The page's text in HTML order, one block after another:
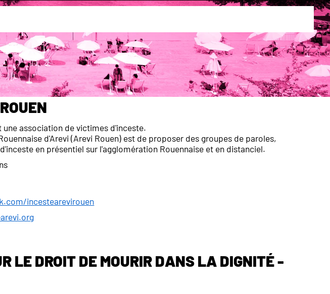
une association de victimes d'inceste.
d'Arevi (Arevi Rouen) est de proposer des groupes de paroles,
en présentiel sur l'agglomération Rouennaise et en distanciel.
incestearevirouen
le Droit de Mourir dans la Dignité -